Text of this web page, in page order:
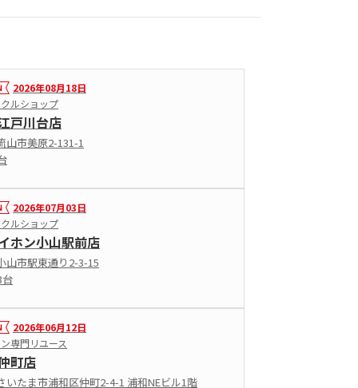
2026年08月18日
ルショップ
戸川台店
山市美原2-131-1
2026年07月03日
ルショップ
ホン小山駅前店
山市駅東通り2-3-15
台
2026年06月12日
専門リユース
町店
いたま市浦和区仲町2-4-1 浦和NEビル1階